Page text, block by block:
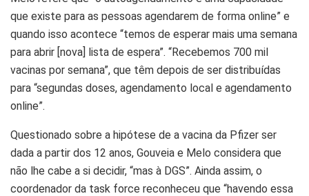
que existe para as pessoas agendarem de forma online” e
quando isso acontece “temos de esperar mais uma semana
para abrir [nova] lista de espera”. “Recebemos 700 mil
vacinas por semana”, que têm depois de ser distribuídas
para “segundas doses, agendamento local e agendamento
online”.
Questionado sobre a hipótese de a vacina da Pfizer ser
dada a partir dos 12 anos, Gouveia e Melo considera que
não lhe cabe a si decidir, “mas à DGS”. Ainda assim, o
coordenador da task force reconheceu que “havendo essa